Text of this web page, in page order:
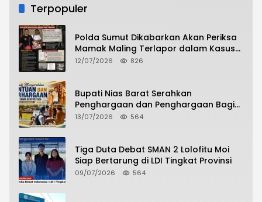
Terpopuler
Polda Sumut Dikabarkan Akan Periksa
Mamak Maling Terlapor dalam Kasus
Dugaan Penipuan Bermodus Surat
12/07/2026 826
Bupati Nias Barat Serahkan
Penghargaan dan Penghargaan Bagi
Siswa Berprestasi Pada Pembukaan TA
13/07/2026 564
Tiga Duta Debat SMAN 2 Lolofitu Moi
Siap Bertarung di LDI Tingkat Provinsi
09/07/2026 564